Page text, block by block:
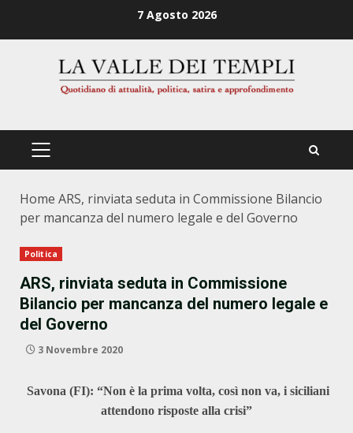
7 Agosto 2026
PRIMÄRES
Home ARS, rinviata seduta in Commissione Bilancio
per mancanza del numero legale e del Governo
Politica
ARS, rinviata seduta in Commissione
Bilancio per mancanza del numero legale e
del Governo
3 Novembre 2020
Savona (FI): “Non è la prima volta, così non va, i siciliani
attendono risposte alla crisi”